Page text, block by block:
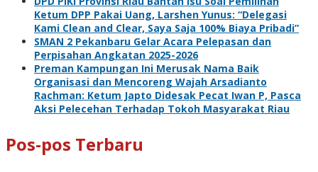
Ketum DPP Pakai Uang, Larshen Yunus: “Delegasi
Kami Clean and Clear, Saya Saja 100% Biaya Pribadi”
SMAN 2 Pekanbaru Gelar Acara Pelepasan dan
Perpisahan Angkatan 2025-2026
Preman Kampungan Ini Merusak Nama Baik
Organisasi dan Mencoreng Wajah Arsadianto
Rachman: Ketum Japto Didesak Pecat Iwan P, Pasca
Aksi Pelecehan Terhadap Tokoh Masyarakat Riau
Pos-pos Terbaru